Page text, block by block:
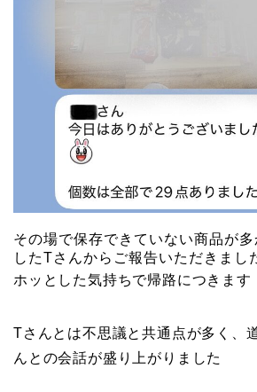
その場で保存できていない商品が
したTさんからご報告いただきまし
ホッとした気持ちで帰路につきます
Tさんとは不思議と共通点が多く、
んとの会話が盛り上がりました
せどりコ